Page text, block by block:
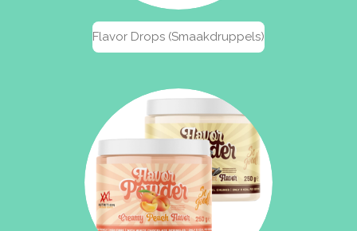
Flavor Drops (Smaakdruppels)